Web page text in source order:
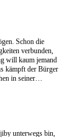
Schon die
verbunden,
will kaum jemand
kämpft der Bürger
in seiner…
unterwegs bin,